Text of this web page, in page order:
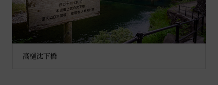
高樋沈下橋